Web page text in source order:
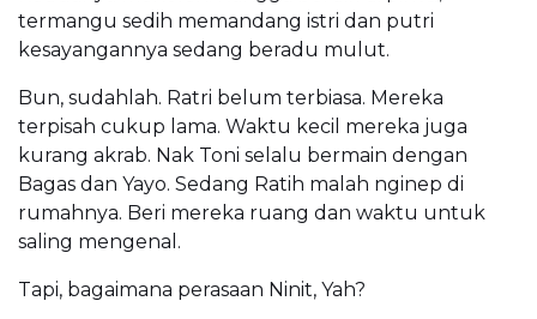
termangu sedih memandang istri dan putri
kesayangannya sedang beradu mulut.
Bun, sudahlah. Ratri belum terbiasa. Mereka
terpisah cukup lama. Waktu kecil mereka juga
kurang akrab. Nak Toni selalu bermain dengan
Bagas dan Yayo. Sedang Ratih malah nginep di
rumahnya. Beri mereka ruang dan waktu untuk
saling mengenal.
Tapi, bagaimana perasaan Ninit, Yah?